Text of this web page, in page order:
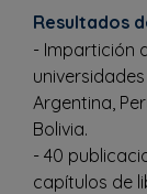
Resultados
- Impartición
Argentina,
Bolivia.
- 40
capítulos de